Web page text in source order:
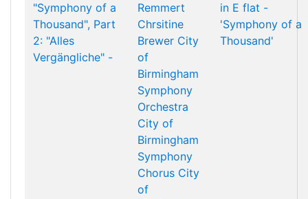
"Symphony of a
Thousand", Part
2: "Alles
Vergängliche" -
Remmert
Chrsitine
Brewer City
of
Birmingham
Symphony
Orchestra
City of
Birmingham
Symphony
Chorus City
of
in E flat -
'Symphony of a
Thousand'